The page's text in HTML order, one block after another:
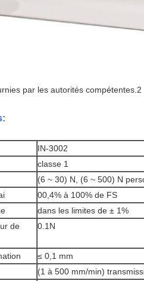
par les autorités compétentes.2
IN-3002
classe 1
(6 ~ 30) N, (6 ~ 500) N
00,4% à 100% de FS
dans les limites de ± 1%
de
0.1N
≤ 0,1 mm
(1 à 500 mm/min)